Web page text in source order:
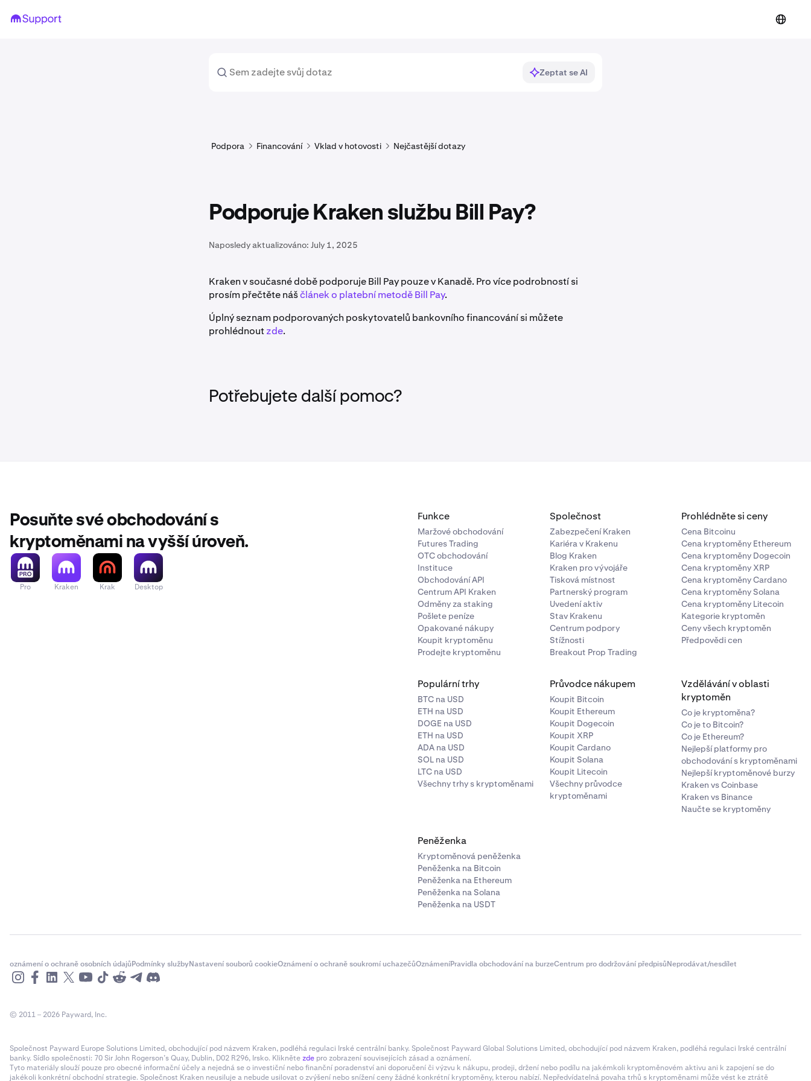
Zeptat se AI
Podpora Financování Vklad v hotovosti Nejčastější dotazy
Podporuje Kraken službu Bill Pay?
Naposledy aktualizováno: July 1, 2025
Kraken v současné době podporuje Bill Pay pouze v Kanadě. Pro více podrobností si
prosím přečtěte náščlánek o platební metodě Bill Pay.
Úplný seznam podporovaných poskytovatelů bankovního financování si můžete
prohlédnoutzde.
Potřebujete další pomoc?
Posuňte své obchodování s
kryptoměnami na vyšší úroveň.
Pro Kraken Krak Desktop
Funkce
Maržové obchodování
Futures Trading
OTC obchodování
Instituce
Obchodování API
Centrum API Kraken
Odměny za staking
Pošlete peníze
Opakované nákupy
Koupit kryptoměnu
Prodejte kryptoměnu
Společnost
Zabezpečení Kraken
Kariéra v Krakenu
Blog Kraken
Kraken pro vývojáře
Tisková místnost
Partnerský program
Uvedení aktiv
Stav Krakenu
Centrum podpory
Stížnosti
Breakout Prop Trading
Prohlédněte si ceny
Cena Bitcoinu
Cena kryptoměny Ethereum
Cena kryptoměny Dogecoin
Cena kryptoměny XRP
Cena kryptoměny Cardano
Cena kryptoměny Solana
Cena kryptoměny Litecoin
Kategorie kryptoměn
Ceny všech kryptoměn
Předpovědi cen
Populární trhy
BTC na USD
ETH na USD
DOGE na USD
ETH na USD
ADA na USD
SOL na USD
LTC na USD
Všechny trhy s kryptoměnami
Průvodce nákupem
Koupit Bitcoin
Koupit Ethereum
Koupit Dogecoin
Koupit XRP
Koupit Cardano
Koupit Solana
Koupit Litecoin
Všechny průvodce
kryptoměnami
Vzdělávání v oblasti
kryptoměn
Co je kryptoměna?
Co je to Bitcoin?
Co je Ethereum?
Nejlepší platformy pro
obchodování s kryptoměnami
Nejlepší kryptoměnové burzy
Kraken vs Coinbase
Kraken vs Binance
Naučte se kryptoměny
Peněženka
Kryptoměnová peněženka
Peněženka na Bitcoin
Peněženka na Ethereum
Peněženka na Solana
Peněženka na USDT
oznámení o ochraně osobních údajůPodmínky službyNastavení souborů cookieOznámení o ochraně soukromí uchazečůOznámeníPravidla obchodování na burzeCentrum pro dodržování předpisůNeprodávat/nesdílet
© 2011 – 2026 Payward, Inc.
Společnost Payward Europe Solutions Limited, obchodující pod názvem Kraken, podléhá regulaci Irské centrální banky. Společnost Payward Global Solutions Limited, obchodující pod názvem Kraken, podléhá regulaci Irské centrální
banky. Sídlo společnosti: 70 Sir John Rogerson’s Quay, Dublin, D02 R296, Irsko. Kliknětezde pro zobrazení souvisejících zásad a oznámení.
Tyto materiály slouží pouze pro obecné informační účely a nejedná se o investiční nebo finanční poradenství ani doporučení či výzvu k nákupu, prodeji, držení nebo podílu na jakémkoli kryptoměnovém aktivu ani k zapojení se do
jakékoli konkrétní obchodní strategie. Společnost Kraken neusiluje a nebude usilovat o zvýšení nebo snížení ceny žádné konkrétní kryptoměny, kterou nabízí. Nepředvídatelná povaha trhů s kryptoměnami může vést ke ztrátě